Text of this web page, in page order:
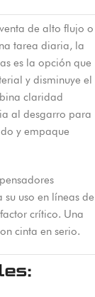
de alto flujo o
tarea diaria, la
es la opción que
y disminuye el
claridad
al desgarro para
y empaque
uso en líneas de
crítico. Una
cinta en serio.